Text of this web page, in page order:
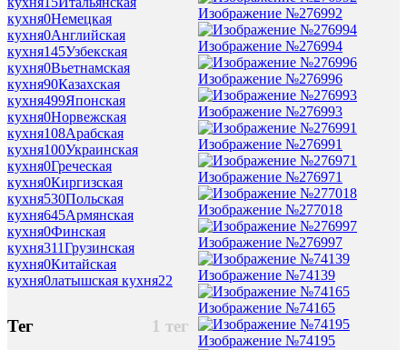
кухня0Немецкая
кухня0Английская
кухня145Узбекская
кухня0Вьетнамская
кухня90Казахская
кухня499Японская
кухня0Норвежская
кухня108Арабская
кухня100Украинская
кухня0Греческая
кухня0Киргизская
кухня530Польская
кухня645Армянская
кухня0Финская
кухня311Грузинская
кухня0Китайская
кухня0латышская кухня22
1 тег
Тег
Изображение №276992
Изображение №276994
Изображение №276996
Изображение №276993
Изображение №276991
Изображение №276971
Изображение №277018
Изображение №276997
Изображение №74139
Изображение №74165
Изображение №74195